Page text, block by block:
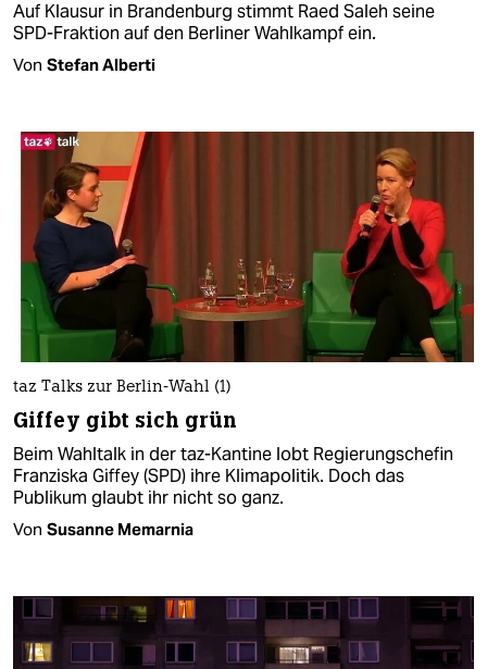
Auf Klausur in Brandenburg stimmt Raed Saleh seine
SPD-Fraktion auf den Berliner Wahlkampf ein.
Von Stefan Alberti
taz Talks zur Berlin-Wahl (1)
Giffey gibt sich grün
Beim Wahltalk in der taz-Kantine lobt Regierungschefin
Franziska Giffey (SPD) ihre Klimapolitik. Doch das
Publikum glaubt ihr nicht so ganz.
Von Susanne Memarnia